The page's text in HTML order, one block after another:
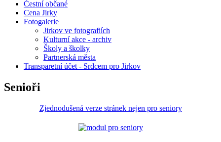
Čestní občané
Cena Jirky
Fotogalerie
Jirkov ve fotografiích
Kulturní akce - archiv
Školy a školky
Partnerská města
Transparetní účet - Srdcem pro Jirkov
Senioři
Zjednodušená verze stránek nejen pro seniory